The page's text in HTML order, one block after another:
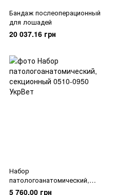
Бандаж послеоперационный
для лошадей
20 037.16 грн
Набор
патологоанатомический,
секционный
5 760.00 грн